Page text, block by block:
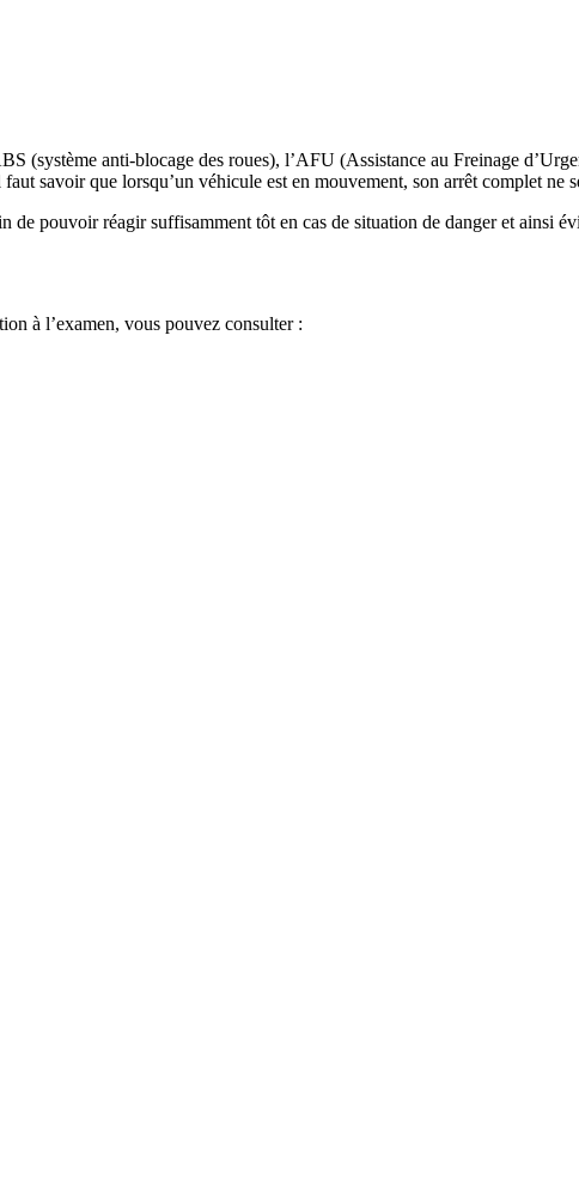
(système anti-blocage des roues), l’AFU (Assistance au Freinage
savoir que lorsqu’un véhicule est en mouvement, son arrêt complet ne
pouvoir réagir suffisamment tôt en cas de situation de danger et ainsi
à l’examen, vous pouvez consulter :